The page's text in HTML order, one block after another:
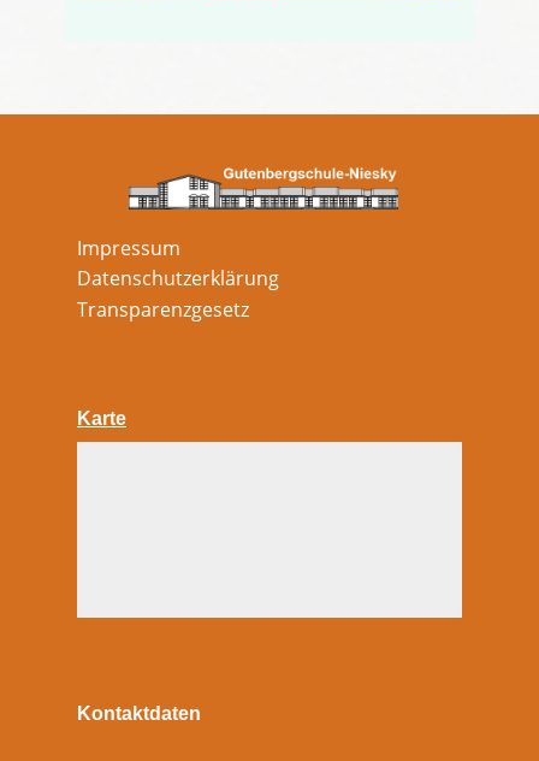
Impressum
Datenschutzerklärung
Transparenzgesetz
Karte
Kontaktdaten